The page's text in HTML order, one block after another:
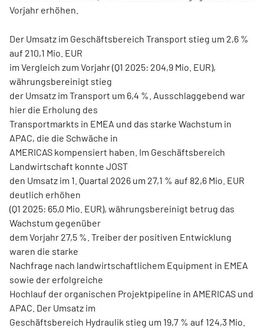
Vorjahr erhöhen.
Der Umsatz im Geschäftsbereich Transport stieg um 2,6 %
auf 210,1 Mio. EUR
im Vergleich zum Vorjahr (Q1 2025: 204,9 Mio. EUR),
währungsbereinigt stieg
der Umsatz im Transport um 6,4 %. Ausschlaggebend war
hier die Erholung des
Transportmarkts in EMEA und das starke Wachstum in
APAC, die die Schwäche in
AMERICAS kompensiert haben. Im Geschäftsbereich
Landwirtschaft konnte JOST
den Umsatz im 1. Quartal 2026 um 27,1 % auf 82,6 Mio. EUR
deutlich erhöhen
(Q1 2025: 65,0 Mio. EUR), währungsbereinigt betrug das
Wachstum gegenüber
dem Vorjahr 27,5 %. Treiber der positiven Entwicklung
waren die starke
Nachfrage nach landwirtschaftlichem Equipment in EMEA
sowie der erfolgreiche
Hochlauf der organischen Projektpipeline in AMERICAS und
APAC. Der Umsatz im
Geschäftsbereich Hydraulik stieg um 19,7 % auf 124,3 Mio.